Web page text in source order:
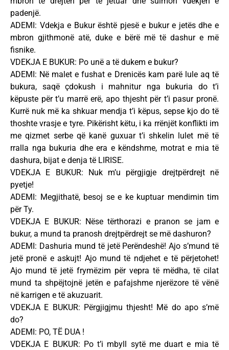
padenjë.
ADEMI: Vdekja e Bukur është pjesë e bukur e jetës dhe e
mbron gjithmonë atë, duke e bërë më të dashur e më
fisnike.
VDEKJA E BUKUR: Po unë a të dukem e bukur?
ADEMI: Në malet e fushat e Drenicës kam parë lule aq të
bukura, saqë çdokush i mahnitur nga bukuria do t’i
këpuste për t’u marrë erë, apo thjesht për t’i pasur pronë.
Kurrë nuk më ka shkuar mendja t’i këpus, sepse kjo do të
thoshte vrasje e tyre. Pikërisht këtu, i ka rrënjët konflikti im
me qizmet serbe që kanë guxuar t’i shkelin lulet më të
rralla nga bukuria dhe era e këndshme, motrat e mia të
dashura, bijat e denja të LIRISE.
VDEKJA E BUKUR: Nuk m’u përgjigje drejtpërdrejt në
pyetje!
ADEMI: Megjithatë, besoj se e ke kuptuar mendimin tim
për Ty.
VDEKJA E BUKUR: Nëse tërthorazi e pranon se jam e
bukur, a mund ta pranosh drejtpërdrejt se më dashuron?
ADEMI: Dashuria mund të jetë Perëndeshë! Ajo s’mund të
jetë pronë e askujt! Ajo mund të ndjehet e të përjetohet!
Ajo mund të jetë frymëzim për vepra të mëdha, të cilat
mund ta shpëjtojnë jetën e pafajshme njerëzore të vënë
në karrigen e të akuzuarit.
VDEKJA E BUKUR: Përgjigjmu thjesht! Më do apo s’më
do?
ADEMI: PO, TË DUA !
VDEKJA E BUKUR: Po t’i mbyll sytë me duart e mia të